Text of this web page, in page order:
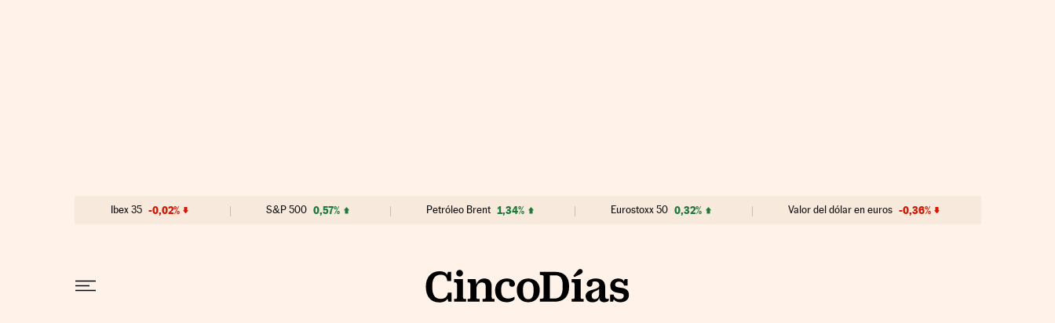
Ibex 35 -0,02% S&P 500 0,57% Petróleo Brent 1,34% Eurostoxx 50 0,32% Valor del dólar en euros -0,36%